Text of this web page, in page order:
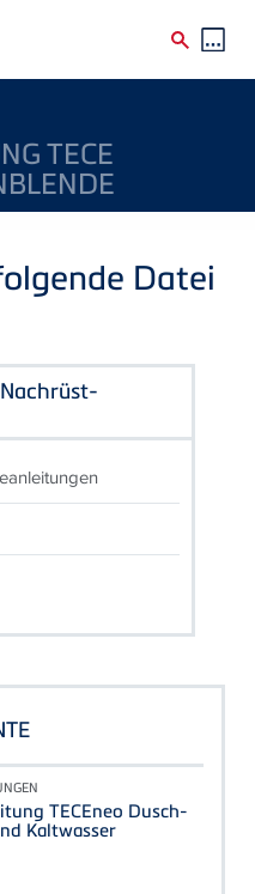
TECE
Datei
Nachrüst-
TECEneo Dusch-
Kaltwasser